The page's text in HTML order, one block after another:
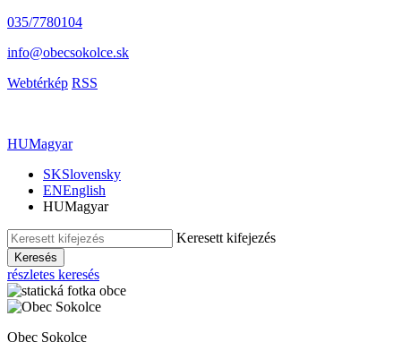
035/7780104
info@obecsokolce.sk
Webtérkép RSS
HUMagyar
SKSlovensky
ENEnglish
HUMagyar
Keresett kifejezés
Keresés
részletes keresés
Obec Sokolce